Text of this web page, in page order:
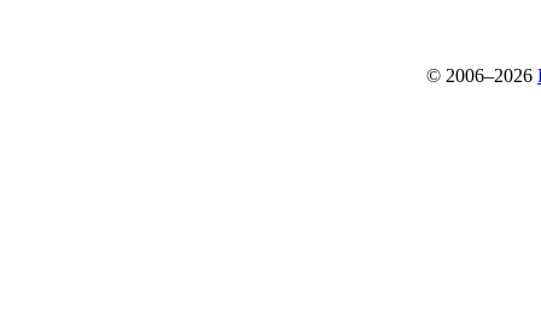
© 2006–2026